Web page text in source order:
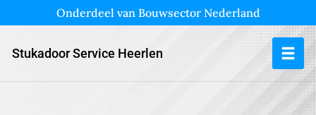
Onderdeel van Bouwsector Nederland
Stukadoor Service Heerlen